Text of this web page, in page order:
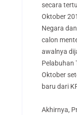
secara
Oktober
Negara
calon
awalnya
Pelabuhan
Oktober
baru dari
Akhirnya,